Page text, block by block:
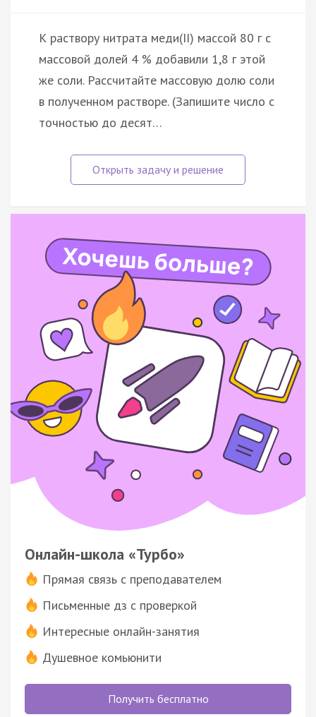
К раствору нитрата меди(II) массой 80 г с
массовой долей 4 % добавили 1,8 г этой
же соли. Рассчитайте массовую долю соли
в полученном растворе. (Запишите число с
точностью до десят…
Онлайн-школа «Турбо»
Прямая связь с преподавателем
Письменные дз с проверкой
Интересные онлайн-занятия
Душевное комьюнити
Получить бесплатно